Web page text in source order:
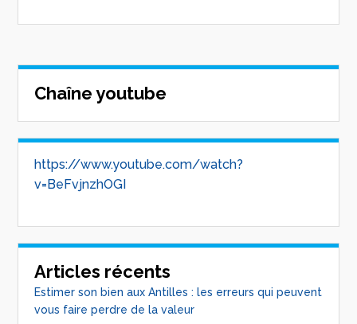
Chaîne youtube
https://www.youtube.com/watch?
v=BeFvjnzhOGI
Articles récents
Estimer son bien aux Antilles : les erreurs qui peuvent
vous faire perdre de la valeur